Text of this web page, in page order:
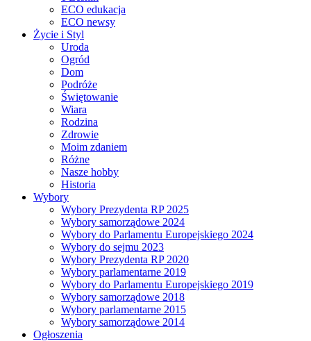
ECO edukacja
ECO newsy
Życie i Styl
Uroda
Ogród
Dom
Podróże
Świętowanie
Wiara
Rodzina
Zdrowie
Moim zdaniem
Różne
Nasze hobby
Historia
Wybory
Wybory Prezydenta RP 2025
Wybory samorządowe 2024
Wybory do Parlamentu Europejskiego 2024
Wybory do sejmu 2023
Wybory Prezydenta RP 2020
Wybory parlamentarne 2019
Wybory do Parlamentu Europejskiego 2019
Wybory samorządowe 2018
Wybory parlamentarne 2015
Wybory samorządowe 2014
Ogłoszenia